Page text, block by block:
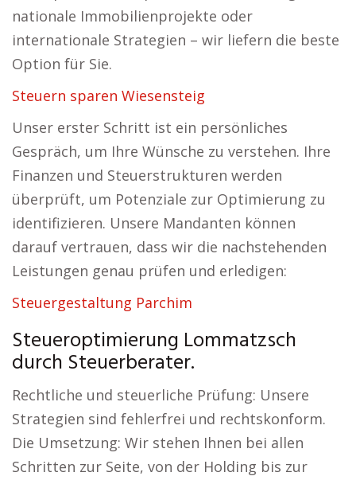
nationale Immobilienprojekte oder
internationale Strategien – wir liefern die beste
Option für Sie.
Steuern sparen Wiesensteig
Unser erster Schritt ist ein persönliches
Gespräch, um Ihre Wünsche zu verstehen. Ihre
Finanzen und Steuerstrukturen werden
überprüft, um Potenziale zur Optimierung zu
identifizieren. Unsere Mandanten können
darauf vertrauen, dass wir die nachstehenden
Leistungen genau prüfen und erledigen:
Steuergestaltung Parchim
Steueroptimierung Lommatzsch
durch Steuerberater.
Rechtliche und steuerliche Prüfung: Unsere
Strategien sind fehlerfrei und rechtskonform.
Die Umsetzung: Wir stehen Ihnen bei allen
Schritten zur Seite, von der Holding bis zur